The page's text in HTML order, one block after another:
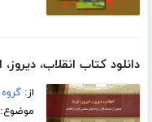
دانلود کتاب انقلاب، دیروز،
از: